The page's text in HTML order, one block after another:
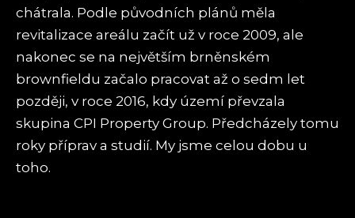
chátrala. Podle původních plánů měla
revitalizace areálu začít už v roce 2009, ale
nakonec se na největším brněnském
brownfieldu začalo pracovat až o sedm let
později, v roce 2016, kdy území převzala
skupina CPI Property Group. Předcházely tomu
roky příprav a studií. My jsme celou dobu u
toho.